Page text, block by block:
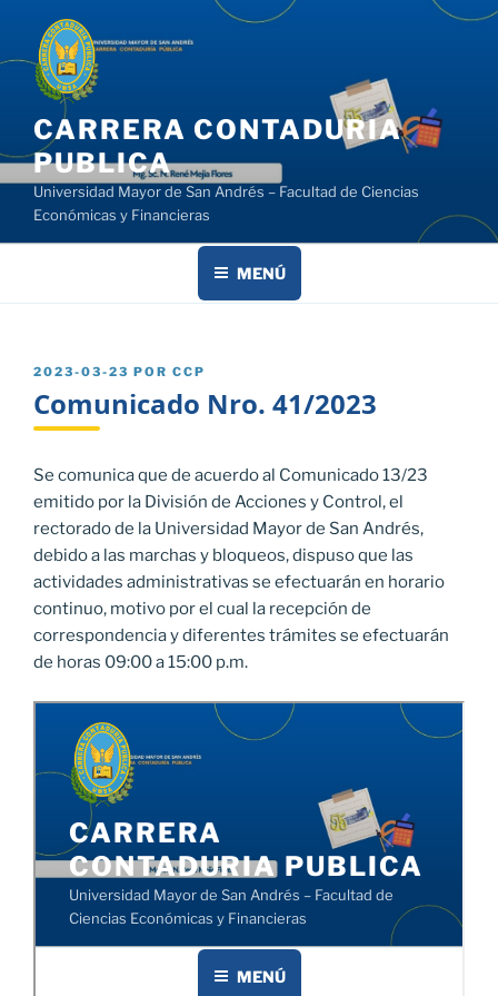
contenido
CARRERA CONTADURIA
PUBLICA
Universidad Mayor de San Andrés – Facultad de Ciencias
Económicas y Financieras
MENÚ
PUBLICADO
2023-03-23 POR CCP
Comunicado Nro. 41/2023
Se comunica que de acuerdo al Comunicado 13/23
emitido por la División de Acciones y Control, el
rectorado de la Universidad Mayor de San Andrés,
debido a las marchas y bloqueos, dispuso que las
actividades administrativas se efectuarán en horario
continuo, motivo por el cual la recepción de
correspondencia y diferentes trámites se efectuarán
de horas 09:00 a 15:00 p.m.